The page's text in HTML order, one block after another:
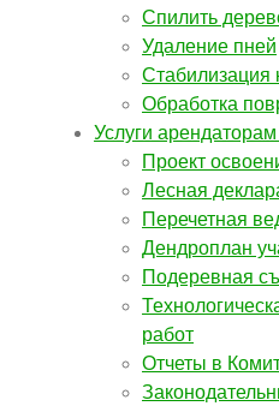
Спилить
Удаление пней
Стабилизация
Обработка
Услуги
Проект
Лесная
Перечетная
Дендроплан
Подеревная
работ
Отчеты в